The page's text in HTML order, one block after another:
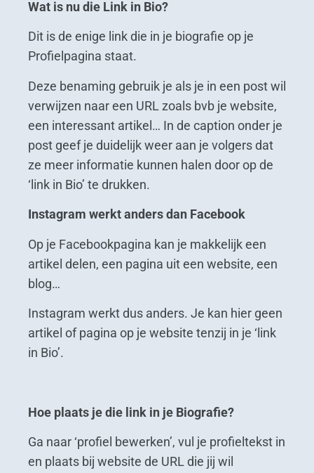
Wat is nu die Link in Bio?
Dit is de enige link die in je biografie op je
Profielpagina staat.
Deze benaming gebruik je als je in een post wil
verwijzen naar een URL zoals bvb je website,
een interessant artikel… In de caption onder je
post geef je duidelijk weer aan je volgers dat
ze meer informatie kunnen halen door op de
‘link in Bio’ te drukken.
Instagram werkt anders dan Facebook
Op je Facebookpagina kan je makkelijk een
artikel delen, een pagina uit een website, een
blog…
Instagram werkt dus anders. Je kan hier geen
artikel of pagina op je website tenzij in je ‘link
in Bio’.
Hoe plaats je die link in je Biografie?
Ga naar ‘profiel bewerken’, vul je profieltekst in
en plaats bij website de URL die jij wil